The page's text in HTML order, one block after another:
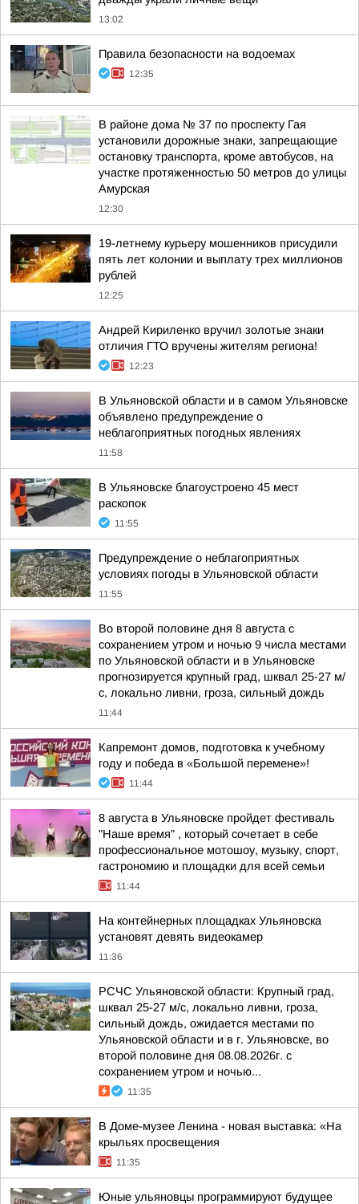
13:02
Правила безопасности на водоемах
12:35
В районе дома № 37 по проспекту Гая
установили дорожные знаки, запрещающие
остановку транспорта, кроме автобусов, на
участке протяженностью 50 метров до улицы
Амурская
12:30
19-летнему курьеру мошенников присудили
пять лет колонии и выплату трех миллионов
рублей
12:25
Андрей Кириленко вручил золотые знаки
отличия ГТО вручены жителям региона!
12:23
В Ульяновской области и в самом Ульяновске
объявлено предупреждение о
неблагоприятных погодных явлениях
11:58
В Ульяновске благоустроено 45 мест
раскопок
11:55
Предупреждение о неблагоприятных
условиях погоды в Ульяновской области
11:55
Во второй половине дня 8 августа с
сохранением утром и ночью 9 числа местами
по Ульяновской области и в Ульяновске
прогнозируется крупный град, шквал 25-27 м/
с, локально ливни, гроза, сильный дождь
11:44
Капремонт домов, подготовка к учебному
году и победа в «Большой перемене»!
11:44
8 августа в Ульяновске пройдет фестиваль
"Наше время" , который сочетает в себе
профессиональное мотошоу, музыку, спорт,
гастрономию и площадки для всей семьи
11:44
На контейнерных площадках Ульяновска
установят девять видеокамер
11:36
РСЧС Ульяновской области: Крупный град,
шквал 25-27 м/с, локально ливни, гроза,
сильный дождь, ожидается местами по
Ульяновской области и в г. Ульяновске, во
второй половине дня 08.08.2026г. с
сохранением утром и ночью...
11:35
В Доме-музее Ленина - новая выставка: «На
крыльях просвещения
11:35
Юные ульяновцы программируют будущее